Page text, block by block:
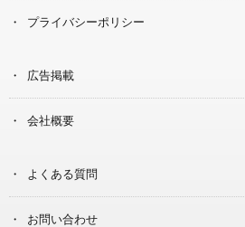
プライバシーポリシー
広告掲載
会社概要
よくある質問
お問い合わせ